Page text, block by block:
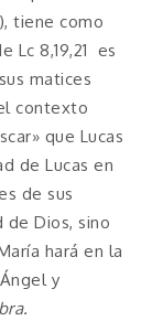
tiene como
Lc 8,19,21 es
matices
contexto
que Lucas
de Lucas en
de sus
Dios, sino
hará en la
y